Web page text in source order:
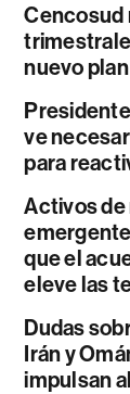
Cencosud
nuevo
ve
para
Activos
que el
eleve las
Dudas
Irán y
impulsan